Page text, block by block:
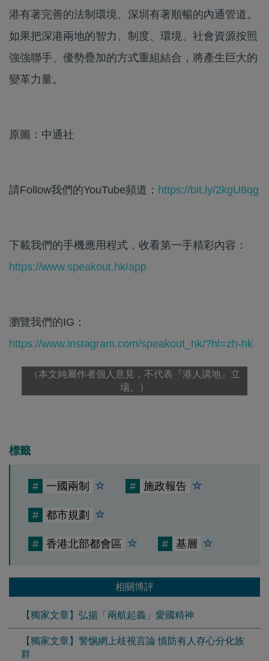
港有著完善的法制環境、深圳有著順暢的內通管道。
如果把深港兩地的智力、制度、環境、社會資源按照
強強聯手、優勢疊加的方式重組結合，將產生巨大的
變革力量。
原圖：中通社
請Follow我們的YouTube頻道： https://bit.ly/2kgU8qg
下載我們的手機應用程式，收看第一手精彩內容：
https://www.speakout.hk/app
瀏覽我們的IG：
https://www.instagram.com/speakout_hk/?hl=zh-hk
（本文純屬作者個人意見，不代表『港人講地』立
場。）
標籤
# 一國兩制 # 施政報告
# 都市規劃
# 香港北部都會區 # 基層
相關博評
【獨家文章】弘揚「兩航起義」愛國精神
【獨家文章】警惕網上歧視言論 慎防有人存心分化族
群